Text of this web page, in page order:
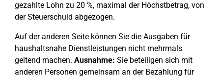
gezahlte Lohn zu 20 %, maximal der Höchstbetrag, von
der Steuerschuld abgezogen.
Auf der anderen Seite können Sie die Ausgaben für
haushaltsnahe Dienstleistungen nicht mehrmals
geltend machen. Ausnahme: Sie beteiligen sich mit
anderen Personen gemeinsam an der Bezahlung für